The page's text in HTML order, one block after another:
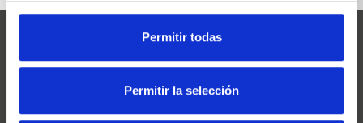
Permitir todas
Permitir la selección